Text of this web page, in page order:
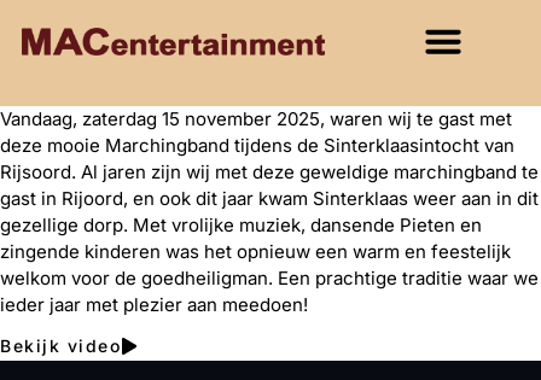
Vandaag, zaterdag 15 november 2025, waren wij te gast met
deze mooie Marchingband tijdens de Sinterklaasintocht van
Rijsoord. Al jaren zijn wij met deze geweldige marchingband te
gast in Rijoord, en ook dit jaar kwam Sinterklaas weer aan in dit
gezellige dorp. Met vrolijke muziek, dansende Pieten en
zingende kinderen was het opnieuw een warm en feestelijk
welkom voor de goedheiligman. Een prachtige traditie waar we
ieder jaar met plezier aan meedoen!
Bekijk video